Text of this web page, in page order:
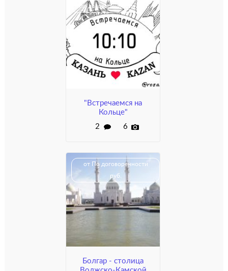
"Встречаемся на
Кольце"
2
6
по договорённости
Болгар - столица
от По договоренности
руб.